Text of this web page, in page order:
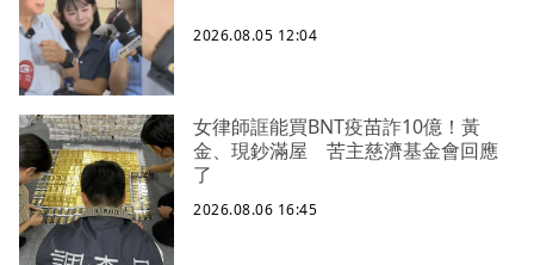
2026.08.05 12:04
女律師誆能買BNT疫苗詐10億！黃
金、現鈔滿屋 苦主慈濟基金會回應
了
2026.08.06 16:45